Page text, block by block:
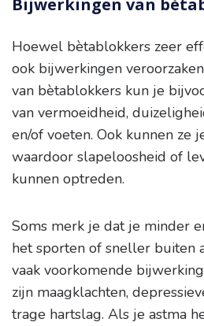
Bijwerkingen van
Hoewel bètablokkers zeer
ook bijwerkingen
van bètablokkers kun je
van vermoeidheid,
en/of voeten. Ook kunnen ze
waardoor slapeloosheid of
kunnen optreden.
Soms merk je dat je minder
het sporten of sneller buiten
vaak voorkomende
zijn maagklachten,
trage hartslag. Als je astma